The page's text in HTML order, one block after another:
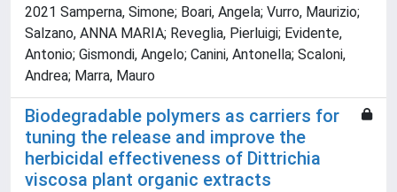
2021 Samperna, Simone; Boari, Angela; Vurro, Maurizio;
Salzano, ANNA MARIA; Reveglia, Pierluigi; Evidente,
Antonio; Gismondi, Angelo; Canini, Antonella; Scaloni,
Andrea; Marra, Mauro
Biodegradable polymers as carriers for
tuning the release and improve the
herbicidal effectiveness of Dittrichia
viscosa plant organic extracts